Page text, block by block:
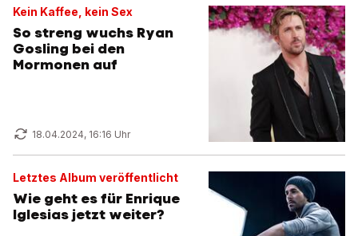
Kein Kaffee, kein Sex
So streng wuchs Ryan
Gosling bei den
Mormonen auf
18.04.2024, 16:16 Uhr
Letztes Album veröffentlicht
Wie geht es für Enrique
Iglesias jetzt weiter?